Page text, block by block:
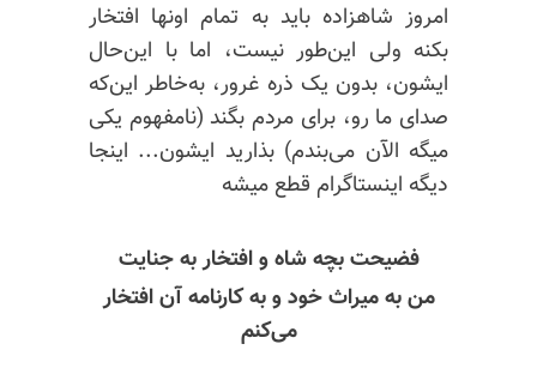
امروز شاهزاده باید به تمام اونها افتخار
بکنه ولی این‌طور نیست، اما با این‌حال
ایشون، بدون یک ذره غرور، به‌خاطر این‌که
صدای ما رو، برای مردم بگند (نامفهوم یکی
میگه الآن می‌بندم) بذارید ایشون... اینجا
دیگه اینستاگرام قطع میشه
فضیحت بچه شاه و افتخار به جنایت
من به میراث خود و به کارنامه آن افتخار
می‌کنم